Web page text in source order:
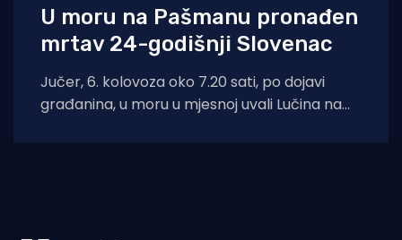
U moru na Pašmanu pronađen
mrtav 24-godišnji Slovenac
Jučer, 6. kolovoza oko 7.20 sati, po dojavi
građanina, u moru u mjesnoj uvali Lučina na